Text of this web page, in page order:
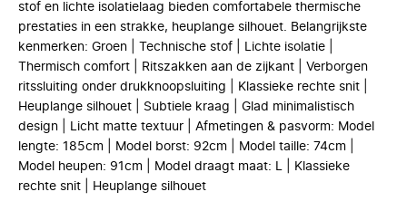
stof en lichte isolatielaag bieden comfortabele thermische
prestaties in een strakke, heuplange silhouet. Belangrijkste
kenmerken: Groen | Technische stof | Lichte isolatie |
Thermisch comfort | Ritszakken aan de zijkant | Verborgen
ritssluiting onder drukknoopsluiting | Klassieke rechte snit |
Heuplange silhouet | Subtiele kraag | Glad minimalistisch
design | Licht matte textuur | Afmetingen & pasvorm: Model
lengte: 185cm | Model borst: 92cm | Model taille: 74cm |
Model heupen: 91cm | Model draagt maat: L | Klassieke
rechte snit | Heuplange silhouet